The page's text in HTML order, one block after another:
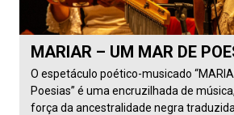
MARIAR – UM MAR DE
O espetáculo poético-musicado
Poesias” é uma encruzilhada de
força da ancestralidade negra